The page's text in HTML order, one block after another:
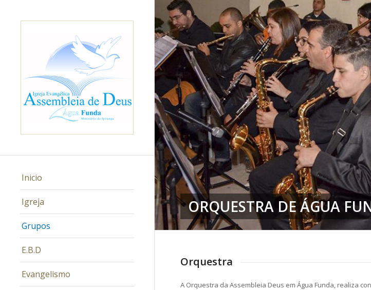
Inicio
Igreja
Grupos
E.B.D
Evangelismo
ORQUESTRA DE ÁGUA
Orquestra
A Orquestra da Assembleia Deus em Água Funda, realiza